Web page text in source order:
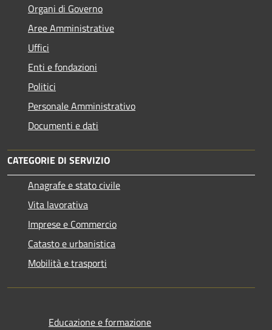
Organi di Governo
Aree Amministrative
Uffici
Enti e fondazioni
Politici
Personale Amministrativo
Documenti e dati
CATEGORIE DI SERVIZIO
Anagrafe e stato civile
Vita lavorativa
Imprese e Commercio
Catasto e urbanistica
Mobilità e trasporti
Educazione e formazione